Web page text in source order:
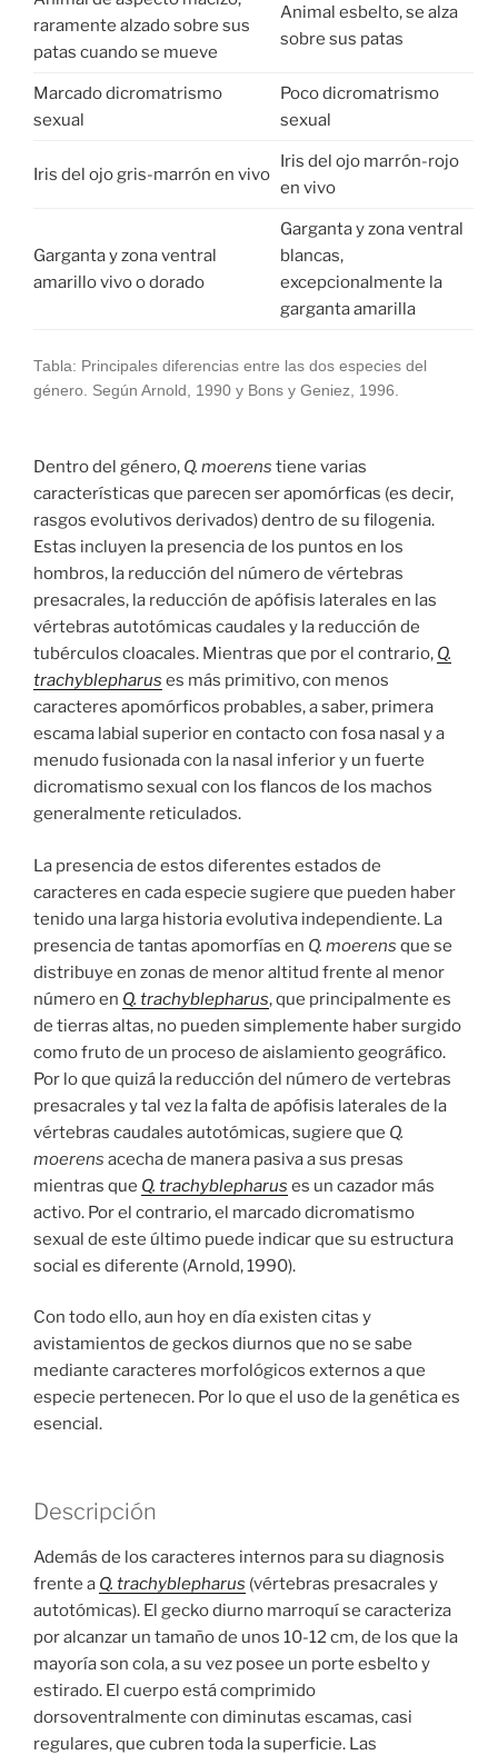
raramente alzado sobre sus
patas cuando se mueve
Animal esbelto, se alza
sobre sus patas
Marcado dicromatrismo
sexual
Poco dicromatrismo
sexual
Iris del ojo gris-marrón en vivo
Iris del ojo marrón-rojo
en vivo
Garganta y zona ventral
amarillo vivo o dorado
Garganta y zona ventral
blancas,
excepcionalmente la
garganta amarilla
Tabla: Principales diferencias entre las dos especies del
género. Según Arnold, 1990 y Bons y Geniez, 1996.
Dentro del género, Q. moerens tiene varias
características que parecen ser apomórficas (es decir,
rasgos evolutivos derivados) dentro de su filogenia.
Estas incluyen la presencia de los puntos en los
hombros, la reducción del número de vértebras
presacrales, la reducción de apófisis laterales en las
vértebras autotómicas caudales y la reducción de
tubérculos cloacales. Mientras que por el contrario, Q.
trachyblepharus es más primitivo, con menos
caracteres apomórficos probables, a saber, primera
escama labial superior en contacto con fosa nasal y a
menudo fusionada con la nasal inferior y un fuerte
dicromatismo sexual con los flancos de los machos
generalmente reticulados.
La presencia de estos diferentes estados de
caracteres en cada especie sugiere que pueden haber
tenido una larga historia evolutiva independiente. La
presencia de tantas apomorfías en Q. moerens que se
distribuye en zonas de menor altitud frente al menor
número en Q. trachyblepharus, que principalmente es
de tierras altas, no pueden simplemente haber surgido
como fruto de un proceso de aislamiento geográfico.
Por lo que quizá la reducción del número de vertebras
presacrales y tal vez la falta de apófisis laterales de la
vértebras caudales autotómicas, sugiere que Q.
moerens acecha de manera pasiva a sus presas
mientras que Q. trachyblepharus es un cazador más
activo. Por el contrario, el marcado dicromatismo
sexual de este último puede indicar que su estructura
social es diferente (Arnold, 1990).
Con todo ello, aun hoy en día existen citas y
avistamientos de geckos diurnos que no se sabe
mediante caracteres morfológicos externos a que
especie pertenecen. Por lo que el uso de la genética es
esencial.
Descripción
Además de los caracteres internos para su diagnosis
frente a Q. trachyblepharus (vértebras presacrales y
autotómicas). El gecko diurno marroquí se caracteriza
por alcanzar un tamaño de unos 10-12 cm, de los que la
mayoría son cola, a su vez posee un porte esbelto y
estirado. El cuerpo está comprimido
dorsoventralmente con diminutas escamas, casi
regulares, que cubren toda la superficie. Las